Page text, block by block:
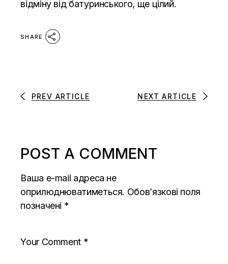
відміну від батуринського, ще цілий.
SHARE
PREV ARTICLE NEXT ARTICLE
POST A COMMENT
Ваша e-mail адреса не
оприлюднюватиметься. Обов’язкові поля
позначені *